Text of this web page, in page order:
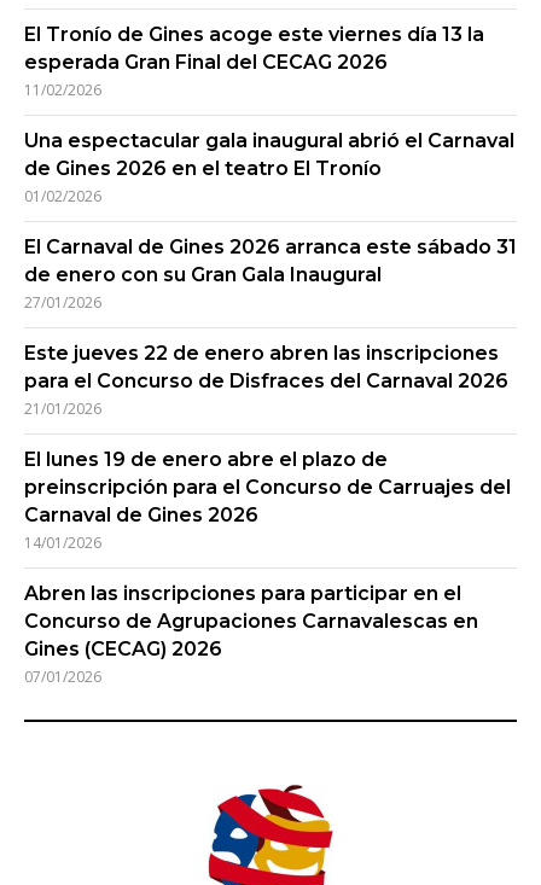
El Tronío de Gines acoge este viernes día 13 la
esperada Gran Final del CECAG 2026
11/02/2026
Una espectacular gala inaugural abrió el Carnaval
de Gines 2026 en el teatro El Tronío
01/02/2026
El Carnaval de Gines 2026 arranca este sábado 31
de enero con su Gran Gala Inaugural
27/01/2026
Este jueves 22 de enero abren las inscripciones
para el Concurso de Disfraces del Carnaval 2026
21/01/2026
El lunes 19 de enero abre el plazo de
preinscripción para el Concurso de Carruajes del
Carnaval de Gines 2026
14/01/2026
Abren las inscripciones para participar en el
Concurso de Agrupaciones Carnavalescas en
Gines (CECAG) 2026
07/01/2026